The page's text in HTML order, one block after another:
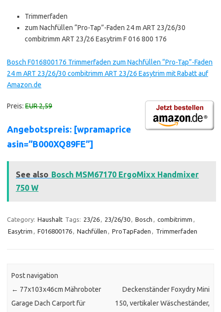
Trimmerfaden
zum Nachfüllen “Pro-Tap”-Faden 24 m ART 23/26/30
combitrimm ART 23/26 Easytrim F 016 800 176
Bosch F016800176 Trimmerfaden zum Nachfüllen “Pro-Tap”-Faden
24 m ART 23/26/30 combitrimm ART 23/26 Easytrim mit Rabatt auf
Amazon.de
Preis: EUR 2,59
Angebotspreis: [wpramaprice
asin=”B000XQ89FE”]
See also Bosch MSM67170 ErgoMixx Handmixer
750 W
Category: Haushalt Tags: 23/26, 23/26/30, Bosch , combitrimm ,
Easytrim , F016800176, Nachfüllen , ProTapFaden , Trimmerfaden
Post navigation
← 77x103x46cm Mähroboter
Garage Dach Carport für
Deckenständer Foxydry Mini
150, vertikaler Wäscheständer,